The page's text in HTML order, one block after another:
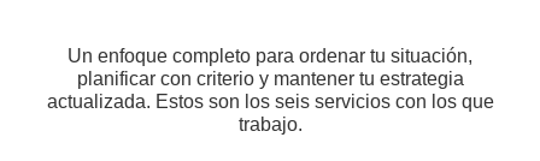
Un enfoque completo para ordenar tu situación,
planificar con criterio y mantener tu estrategia
actualizada. Estos son los seis servicios con los que
trabajo.